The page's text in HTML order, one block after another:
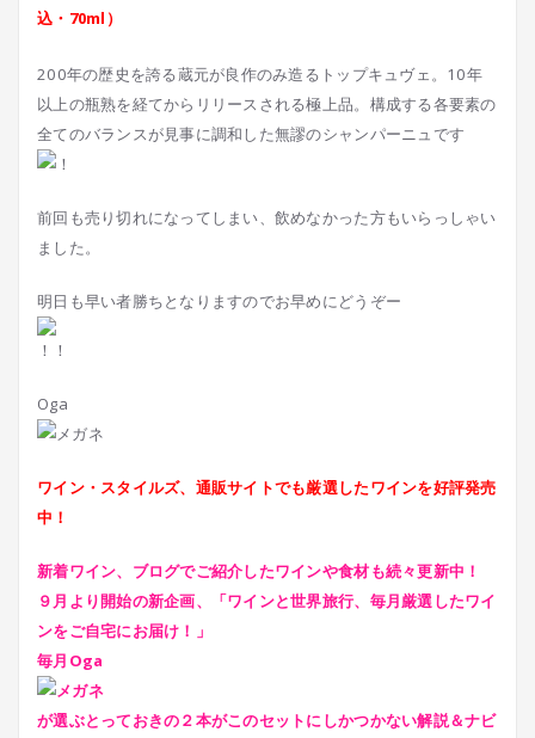
込・70ml）
200年の歴史を誇る蔵元が良作のみ造るトップキュヴェ。10年
以上の瓶熟を経てからリリースされる極上品。構成する各要素の
全てのバランスが見事に調和した無謬のシャンパーニュです
前回も売り切れになってしまい、飲めなかった方もいらっしゃい
ました。
明日も早い者勝ちとなりますのでお早めにどうぞー
Oga
ワイン・スタイルズ、通販サイトでも厳選したワインを好評発売
中！
新着ワイン、ブログでご紹介したワインや食材も続々更新中！
９月より開始の新企画、「ワインと世界旅行、毎月厳選したワイ
ンをご自宅にお届け！」
毎月Oga
が選ぶとっておきの２本がこのセットにしかつかない解説＆ナビ